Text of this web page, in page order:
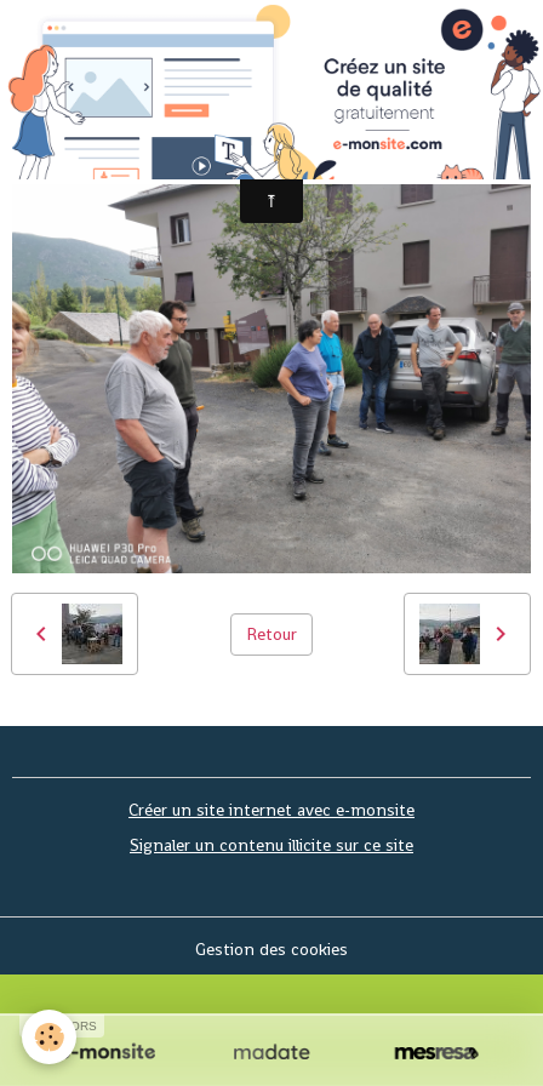
JOURNEE NETTOYAGE 2021 3
Retour
Créer un site internet avec e-monsite
Signaler un contenu illicite sur ce site
Gestion des cookies
SPONSORS